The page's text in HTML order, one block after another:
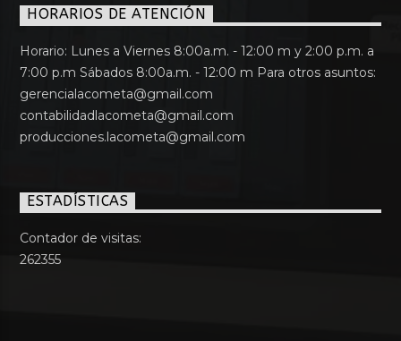
HORARIOS DE ATENCIÓN
Horario: Lunes a Viernes 8:00a.m. - 12:00 m y 2:00 p.m. a
7:00 p.m Sábados 8:00a.m. - 12:00 m Para otros asuntos:
gerencialacometa@gmail.com
contabilidadlacometa@gmail.com
producciones.lacometa@gmail.com
ESTADÍSTICAS
Contador de visitas:
262355